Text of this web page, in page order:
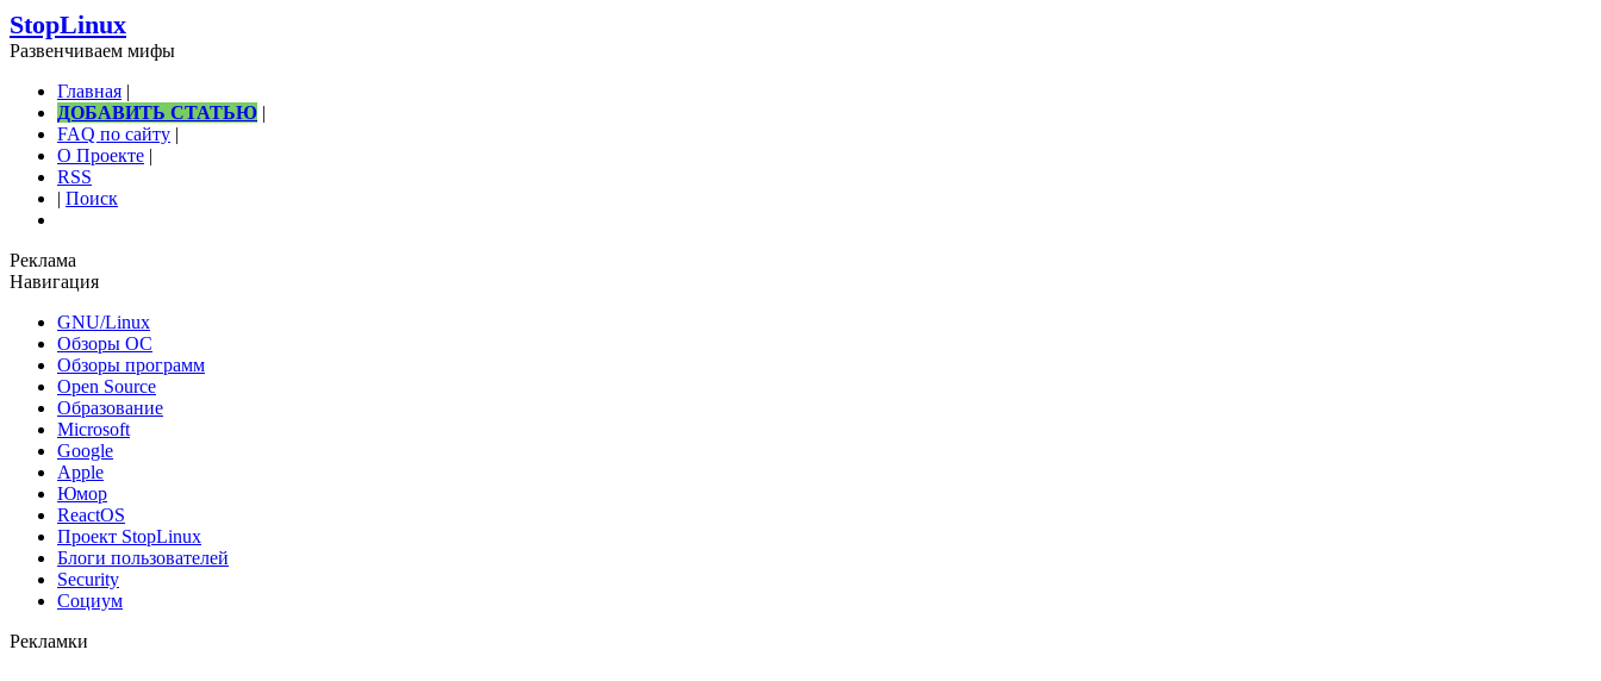
StopLinux
Развенчиваем мифы
Главная |
ДОБАВИТЬ СТАТЬЮ |
FAQ по сайту |
О Проекте |
RSS
| Поиск
Реклама
Навигация
GNU/Linux
Обзоры ОС
Обзоры программ
Open Source
Образование
Microsoft
Google
Apple
Юмор
ReactOS
Проект StopLinux
Блоги пользователей
Security
Социум
Рекламки